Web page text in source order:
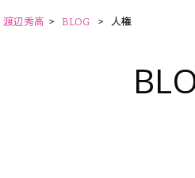
渡辺秀高 > BLOG > 人権